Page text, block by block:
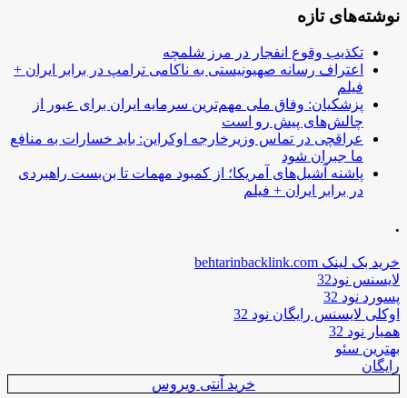
نوشته‌های تازه
تکذیب وقوع انفجار در مرز شلمچه
اعتراف رسانه صهیونیستی به ناکامی ترامپ در برابر ایران +
فیلم
پزشکیان: وفاق ملی مهم‌ترین سرمایه ایران برای عبور از
چالش‌های پیش رو است
عراقچی در تماس وزیرخارجه اوکراین: باید خسارات به منافع
ما جبران شود
پاشنه آشیل‌های آمریکا؛ از کمبود مهمات تا بن‌بست راهبردی
در برابر ایران + فیلم
.
خرید بک لینک behtarinbacklink.com
لایسنس نود32
پسورد نود 32
اوکلی لایسنس رایگان نود 32
همیار نود 32
بهترین سئو
رایگان
خرید آنتی ویروس